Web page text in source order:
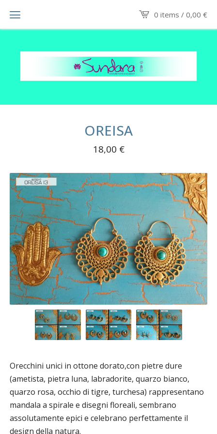
0 items / 0,00 €
OREISA
18,00 €
Orecchini unici in ottone dorato,con pietre dure
(ametista, pietra luna, labradorite, quarzo bianco,
quarzo rosa, occhio di tigre, turchesa) rappresentano
mandala a spirale e disegni floreali, sembrano
assolutamente epici e celebrano perfettamente il
design della natura.